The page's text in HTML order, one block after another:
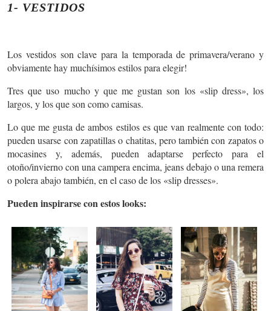
1- VESTIDOS
Los vestidos son clave para la temporada de primavera/verano y
obviamente hay muchísimos estilos para elegir!
Tres que uso mucho y que me gustan son los «slip dress», los
largos, y los que son como camisas.
Lo que me gusta de ambos estilos es que van realmente con todo:
pueden usarse con zapatillas o chatitas, pero también con zapatos o
mocasines y, además, pueden adaptarse perfecto para el
otoño/invierno con una campera encima, jeans debajo o una remera
o polera abajo también, en el caso de los «slip dresses».
Pueden inspirarse con estos looks: